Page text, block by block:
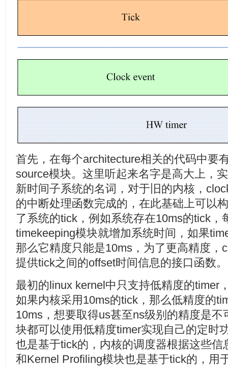
首先，在每个architecture相关的代码中要
source模块。这里听起来名字是高大上，
新时间子系统的名词，对于旧的内核，
的中断处理函数完成的，在此基础上可以
了系统的tick，例如系统存在10ms的tick，
timekeeping模块就增加系统时间，如果
那么它精度只能是10ms，为了更高精度，
提供tick之间的offset时间信息的接口函数。
最初的linux kernel中只支持低精度的timer
如果内核采用10ms的tick，那么低精度的
10ms，想要取得us甚至ns级别的精度是
块都可以使用低精度timer实现自己的定时
也是基于tick的，内核的调度器根据这些信
和Kernel Profiling模块也是基于tick的，用